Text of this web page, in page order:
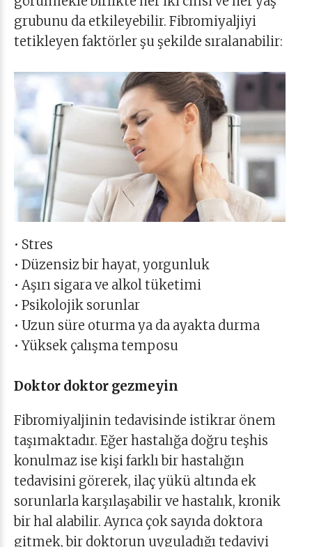
grubunu da etkileyebilir. Fibromiyaljiyi
tetikleyen faktörler şu şekilde sıralanabilir:
• Stres
• Düzensiz bir hayat, yorgunluk
• Aşırı sigara ve alkol tüketimi
• Psikolojik sorunlar
• Uzun süre oturma ya da ayakta durma
• Yüksek çalışma temposu
Doktor doktor gezmeyin
Fibromiyaljinin tedavisinde istikrar önem
taşımaktadır. Eğer hastalığa doğru teşhis
konulmaz ise kişi farklı bir hastalığın
tedavisini görerek, ilaç yükü altında ek
sorunlarla karşılaşabilir ve hastalık, kronik
bir hal alabilir. Ayrıca çok sayıda doktora
gitmek, bir doktorun uyguladığı tedaviyi